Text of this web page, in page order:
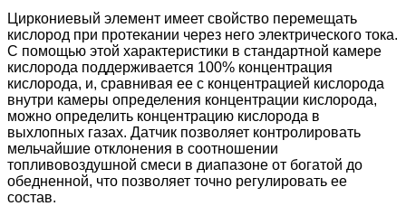
Циркониевый элемент имеет свойство перемещать
кислород при протекании через него электрического тока.
С помощью этой характеристики в стандартной камере
кислорода поддерживается 100% концентрация
кислорода, и, сравнивая ее с концентрацией кислорода
внутри камеры определения концентрации кислорода,
можно определить концентрацию кислорода в
выхлопных газах. Датчик позволяет контролировать
мельчайшие отклонения в соотношении
топливовоздушной смеси в диапазоне от богатой до
обедненной, что позволяет точно регулировать ее
состав.